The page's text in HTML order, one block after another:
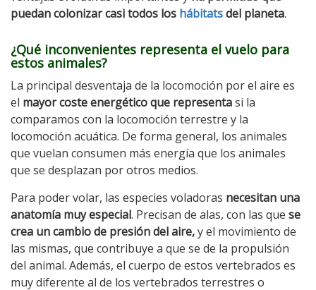
puedan colonizar casi todos los hábitatsdel planeta.
¿Qué inconvenientes representa el vuelo para
estos animales?
La principal desventaja de la locomoción por el aire es
el mayor coste energético que representasi la
comparamos con la locomoción terrestre y la
locomoción acuática. De forma general, los animales
que vuelan consumen más energía que los animales
que se desplazan por otros medios.
Para poder volar, las especies voladoras necesitan una
anatomía muy especial. Precisan de alas, con las que se
crea un cambio de presión del aire,y el movimiento de
las mismas, que contribuye a que se de la propulsión
del animal. Además, el cuerpo de estos vertebrados es
muy diferente al de los vertebrados terrestres o